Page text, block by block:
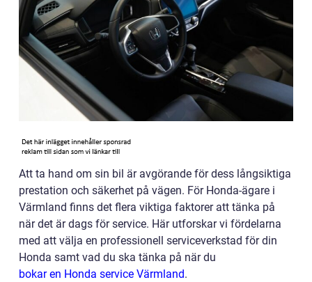
Att ta hand om sin bil är avgörande för dess långsiktiga
prestation och säkerhet på vägen. För Honda-ägare i
Värmland finns det flera viktiga faktorer att tänka på
när det är dags för service. Här utforskar vi fördelarna
med att välja en professionell serviceverkstad för din
Honda samt vad du ska tänka på när du
bokar en Honda service Värmland.